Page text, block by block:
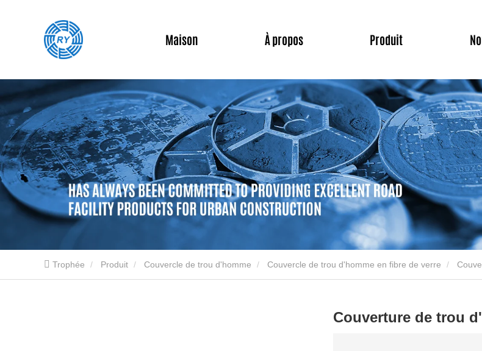
Maison À propos Produit
Trophée Produit Couvercle de trou d'homme Couvercle de trou d'homme en fibre de verre
Couverture de trou